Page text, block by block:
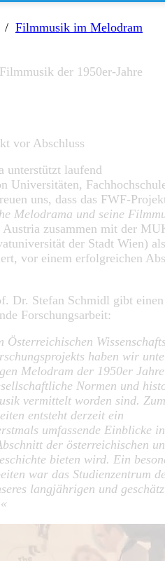
/ Filmmusik im Melodram
der 1950er-Jahre
vor Abschluss
unterstützt laufend
Universitäten,
uns, dass das FWF-
Melodrama und seine
zusammen mit der
der Stadt Wien) als
vor einem erfolgreichen
Dr. Stefan Schmidl gibt einen
Forschungsarbeit:
Österreichischen
haben wir
Melodram der 1950er Jahre
Normen und
vermittelt worden sind. Zum
entsteht derzeit ein
umfassende Einblicke in
der österreichischen
bieten wird. Ein
war das Studienzentrum
langjährigen und